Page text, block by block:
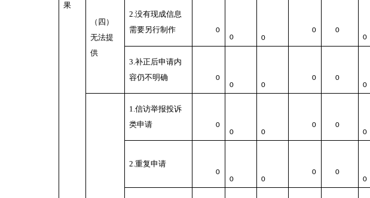
果
（四）
无法提
供
2.没有现成信息
需要另行制作
0
0
0
0
0
0
3.补正后申请内
容仍不明确
0
0
0
0
0
0
1.信访举报投诉
类申请
0
0
0
0
0
0
2.重复申请
0
0
0
0
0
0